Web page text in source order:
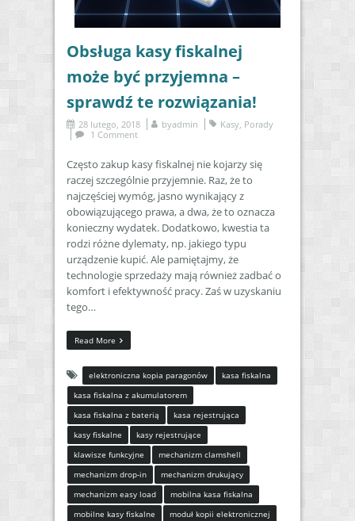
Obsługa kasy fiskalnej
może być przyjemna –
sprawdź te rozwiązania!
28 lutego, 2018 byadmin Kasy, Porady
1 Comment
Często zakup kasy fiskalnej nie kojarzy się
raczej szczególnie przyjemnie. Raz, że to
najczęściej wymóg, jasno wynikający z
obowiązującego prawa, a dwa, że to oznacza
konieczny wydatek. Dodatkowo, kwestia ta
rodzi różne dylematy, np. jakiego typu
urządzenie kupić. Ale pamiętajmy, że
technologie sprzedaży mają również zadbać o
komfort i efektywność pracy. Zaś w uzyskaniu
tego…
Read More
elektroniczna kopia paragonów
kasa fiskalna
kasa fiskalna z akumulatorem
kasa fiskalna z baterią
kasa rejestrująca
kasy fiskalne
kasy rejestrujące
klawisze funkcyjne
mechanizm clamshell
mechanizm drop-in
mechanizm drukujący
mechanizm easy load
mobilna kasa fiskalna
mobilne kasy fiskalne
moduł kopii elektronicznej